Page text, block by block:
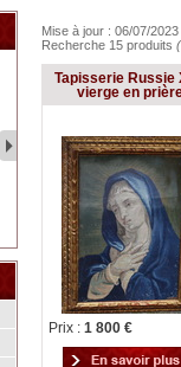
2
Mise à jour : 06/07/
Recherche 15 produits
Tapisserie Russie
vierge en
Prix : 1 800 €